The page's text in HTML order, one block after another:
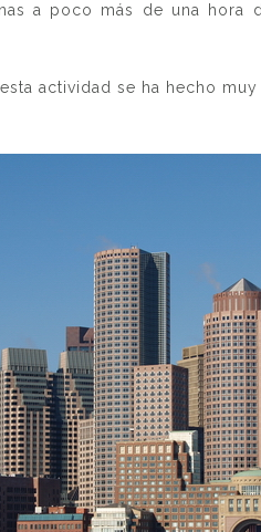
a poco más de una hora
actividad se ha hecho